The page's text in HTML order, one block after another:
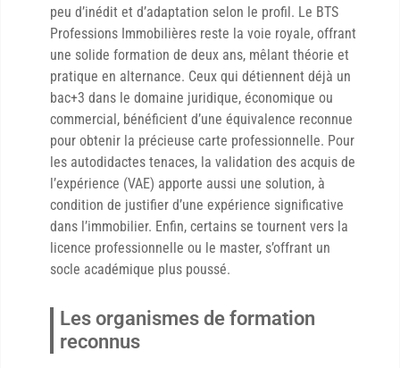
peu d’inédit et d’adaptation selon le profil. Le BTS
Professions Immobilières reste la voie royale, offrant
une solide formation de deux ans, mêlant théorie et
pratique en alternance. Ceux qui détiennent déjà un
bac+3 dans le domaine juridique, économique ou
commercial, bénéficient d’une équivalence reconnue
pour obtenir la précieuse carte professionnelle. Pour
les autodidactes tenaces, la validation des acquis de
l’expérience (VAE) apporte aussi une solution, à
condition de justifier d’une expérience significative
dans l’immobilier. Enfin, certains se tournent vers la
licence professionnelle ou le master, s’offrant un
socle académique plus poussé.
Les organismes de formation
reconnus